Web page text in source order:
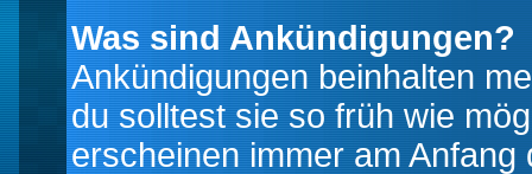
Was sind Ankündigungen?
Ankündigungen beinhalten
du solltest sie so früh wie
erscheinen immer am